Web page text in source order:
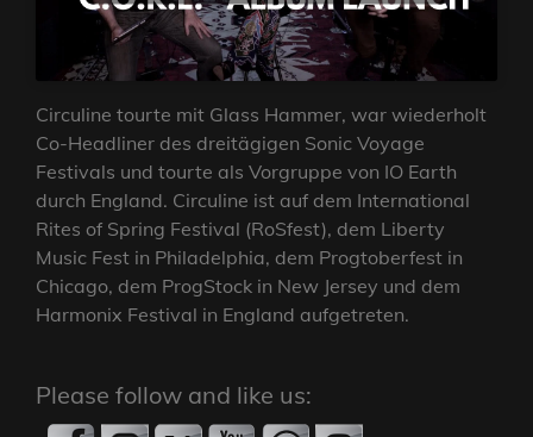
Circuline tourte mit Glass Hammer, war wiederholt
Co-Headliner des dreitägigen Sonic Voyage
Festivals und tourte als Vorgruppe von IO Earth
durch England. Circuline ist auf dem International
Rites of Spring Festival (RoSfest), dem Liberty
Music Fest in Philadelphia, dem Progtoberfest in
Chicago, dem ProgStock in New Jersey und dem
Harmonix Festival in England aufgetreten.
Please follow and like us: